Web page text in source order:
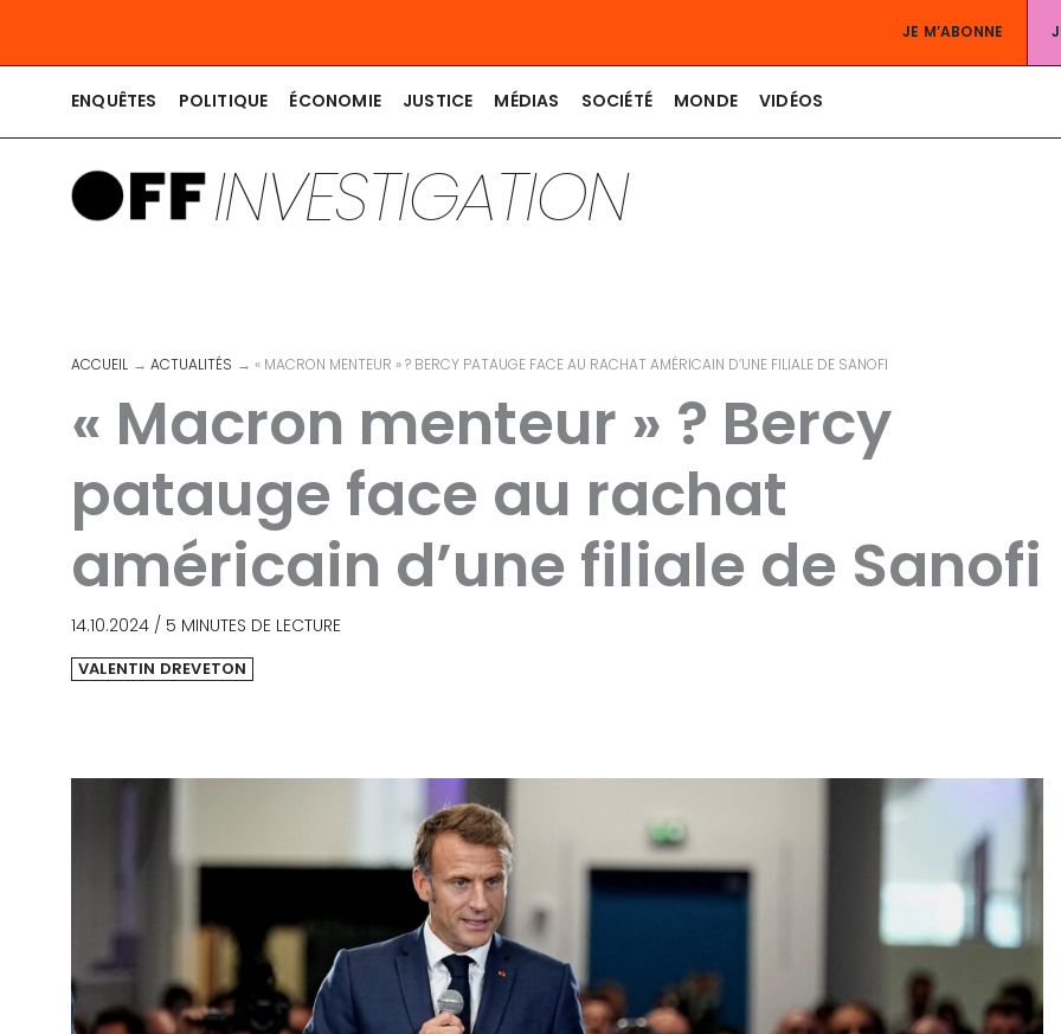
au
contenu
JE M’ABONNE
ENQUÊTES POLITIQUE ÉCONOMIE JUSTICE MÉDIAS SOCIÉTÉ MONDE VIDÉOS
INVESTIGATION
ACCUEIL ACTUALITÉS « MACRON MENTEUR » ? BERCY PATAUGE FACE AU RACHAT AMÉRICAIN D’UNE FILIALE DE SANOFI
« Macron menteur » ? Bercy
patauge face au rachat
américain d’une filiale de Sanofi
14.10.2024 / 5 MINUTES DE LECTURE
VALENTIN DREVETON